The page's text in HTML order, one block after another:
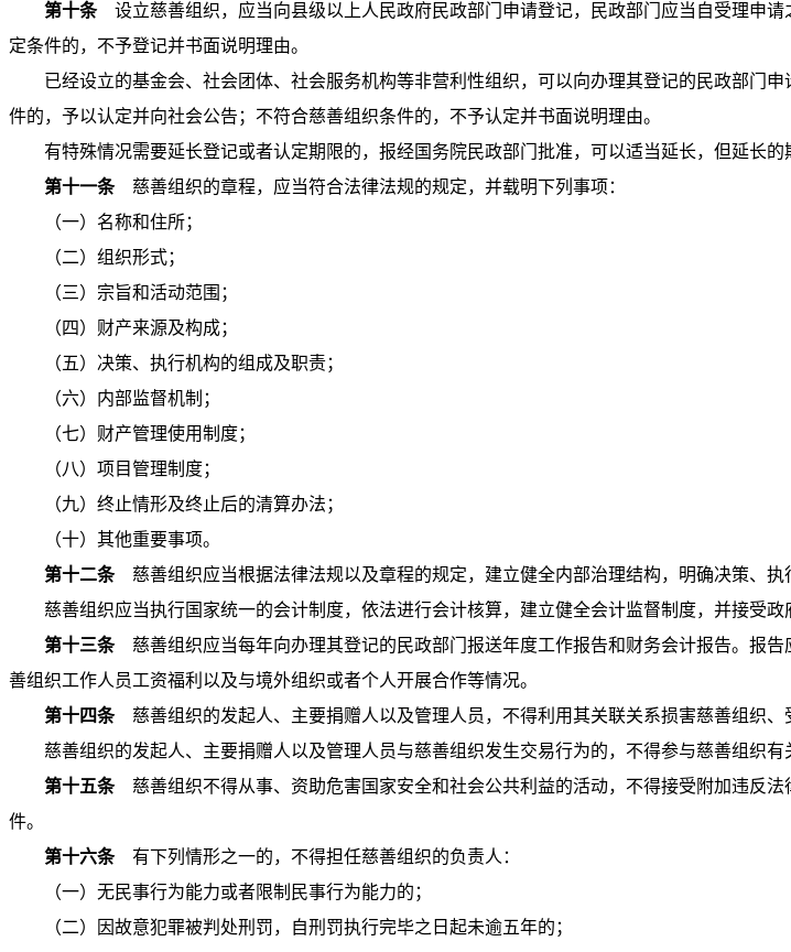
第十条设立慈善组织，应当向县级以上人民政府民政部门申请登记，民政部门应当自受理申
定条件的，不予登记并书面说明理由。
已经设立的基金会、社会团体、社会服务机构等非营利性组织，可以向办理其登记的民政部门
件的，予以认定并向社会公告；不符合慈善组织条件的，不予认定并书面说明理由。
有特殊情况需要延长登记或者认定期限的，报经国务院民政部门批准，可以适当延长，但延长的
第十一条慈善组织的章程，应当符合法律法规的规定，并载明下列事项：
（一）名称和住所；
（二）组织形式；
（三）宗旨和活动范围；
（四）财产来源及构成；
（五）决策、执行机构的组成及职责；
（六）内部监督机制；
（七）财产管理使用制度；
（八）项目管理制度；
（九）终止情形及终止后的清算办法；
（十）其他重要事项。
第十二条慈善组织应当根据法律法规以及章程的规定，建立健全内部治理结构，明确决策、执
慈善组织应当执行国家统一的会计制度，依法进行会计核算，建立健全会计监督制度，并接受政
第十三条慈善组织应当每年向办理其登记的民政部门报送年度工作报告和财务会计报告。报
善组织工作人员工资福利以及与境外组织或者个人开展合作等情况。
第十四条慈善组织的发起人、主要捐赠人以及管理人员，不得利用其关联关系损害慈善组织、
慈善组织的发起人、主要捐赠人以及管理人员与慈善组织发生交易行为的，不得参与慈善组织
第十五条慈善组织不得从事、资助危害国家安全和社会公共利益的活动，不得接受附加违反
件。
第十六条有下列情形之一的，不得担任慈善组织的负责人：
（一）无民事行为能力或者限制民事行为能力的；
（二）因故意犯罪被判处刑罚，自刑罚执行完毕之日起未逾五年的；